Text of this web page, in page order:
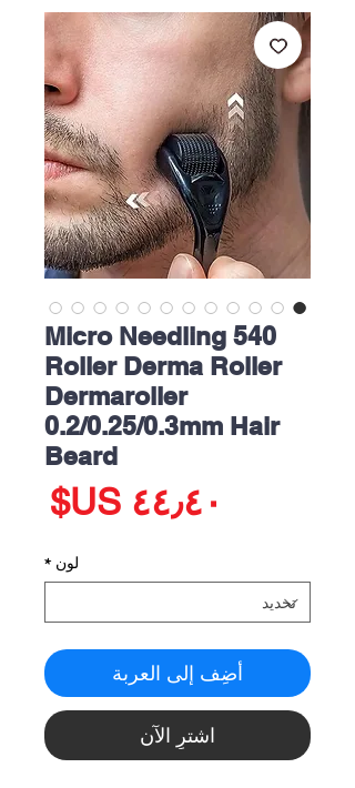
Micro Needling 540
Roller Derma Roller
Dermaroller
0.2/0.25/0.3mm Hair
Beard
لون *
أضِف إلى العربة
اشترِ الآن